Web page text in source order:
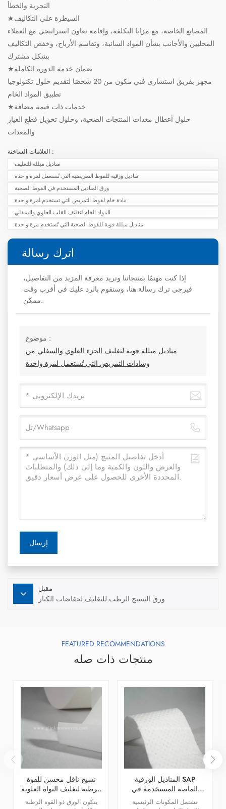
التجربة والخطأ
★السيطرة على التكاليف
المصانع الخاصة، مع مزايا التكلفة، وإقامة تعاون استراتيجي مع العملاء
المحليين والأجانب بشأن المواد السائبة، وتقاسم الأرباح، وخفض التكاليف
بشكل مشترك
★ضمان خدمة الدورة الكاملة
مجهز بفريق استشاري فني مكون من 20 شخصًا لتقديم حلول تكنولوجيا
تطبيق المواد الخام
★خدمات ذات قيمة مضافة
حلول أعطال معدات المنتجات الصحية، وحلول تحويل قطع الغيار
والمعدات
العلامات الساخنة :
مناديل مبللة للتغليف
مناديل ورقية للفوط التمريضية التي تُستعمل لمرة واحدة
ورق المناديل المستخدم في الفوط الصحية
مادة خام لفوط التمريض التي تستخدم لمرة واحدة
المواد الخام لتغليف القلب العلوي والسفلي
مناديل مبللة قوية للفوط الصحية التي تُستخدم مرة واحدة
اترك رسالة
إذا كنت مهتمًا بمنتجاتنا وتريد معرفة المزيد من التفاصيل،
فيرجى ترك رسالة هنا، وسنقوم بالرد عليك في أقرب وقت
ممكن.
موضوع :
مناديل مبللة قوية لتغليف الجزء العلوي والسفلي من
وسادات التمريض التي تُستعمل لمرة واحدة
إرسال
مقبل
ورق النسيج الرطب للتغليف لحفاضات الكبار
FEATURED RECOMMENDATIONS
منتجات ذات صله
نسيج ناقل محسن للقوة
الرطبة لتغليف النواة العلوية
والسفلية لحفاضات الأطفال
يتكون الورق ذو القوة الرطبة
المناديل الورقية SAP
الماصة المستخدمة في
المناديل الصحية والوسادات
تشتمل المكونات الرئيسية